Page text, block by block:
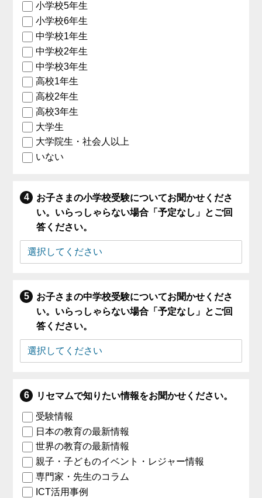
小学校5年生
小学校6年生
中学校1年生
中学校2年生
中学校3年生
高校1年生
高校2年生
高校3年生
大学生
大学院生・社会人以上
いない
お子さまの小学校受験についてお聞かせくださ
い。いらっしゃらない場合「予定なし」とご回
答ください。
お子さまの中学校受験についてお聞かせくださ
い。いらっしゃらない場合「予定なし」とご回
答ください。
リセマムで知りたい情報をお聞かせください。
受験情報
日本の教育の最新情報
世界の教育の最新情報
親子・子どものイベント・レジャー情報
専門家・先生のコラム
ICT活用事例